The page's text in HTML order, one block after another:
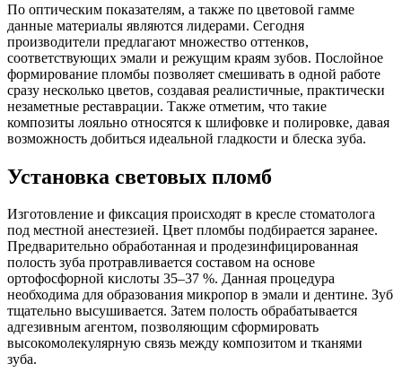
По оптическим показателям, а также по цветовой гамме
данные материалы являются лидерами. Сегодня
производители предлагают множество оттенков,
соответствующих эмали и режущим краям зубов. Послойное
формирование пломбы позволяет смешивать в одной работе
сразу несколько цветов, создавая реалистичные, практически
незаметные реставрации. Также отметим, что такие
композиты лояльно относятся к шлифовке и полировке, давая
возможность добиться идеальной гладкости и блеска зуба.
Установка световых пломб
Изготовление и фиксация происходят в кресле стоматолога
под местной анестезией. Цвет пломбы подбирается заранее.
Предварительно обработанная и продезинфицированная
полость зуба протравливается составом на основе
ортофосфорной кислоты 35–37 %. Данная процедура
необходима для образования микропор в эмали и дентине. Зуб
тщательно высушивается. Затем полость обрабатывается
адгезивным агентом, позволяющим сформировать
высокомолекулярную связь между композитом и тканями
зуба.